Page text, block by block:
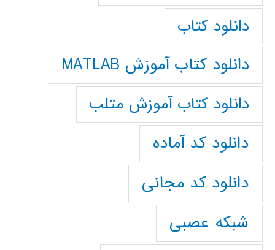
دانلود کتاب
دانلود کتاب آموزش MATLAB
دانلود کتاب آموزش متلب
دانلود کد آماده
دانلود کد مجانی
شبکه عصبی